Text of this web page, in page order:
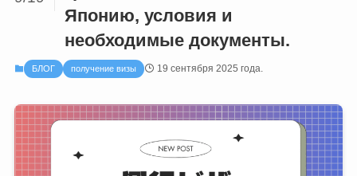
Японию, условия и
необходимые документы.
БЛОГ получение визы 19 сентября 2025 года.